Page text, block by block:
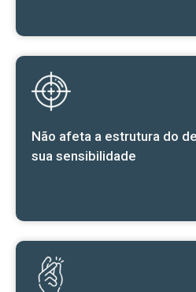
Não afeta a estrutura do
sua sensibilidade